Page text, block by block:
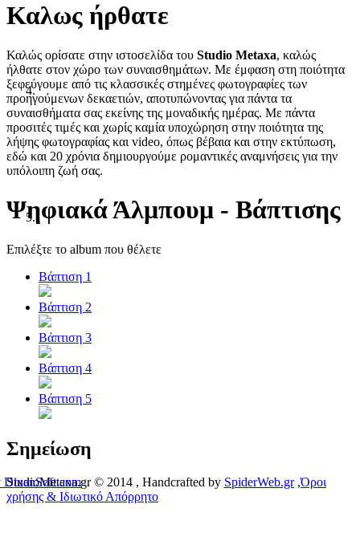
Καλως ήρθατε
Καλώς ορίσατε στην ιστοσελίδα του Studio Metaxa, καλώς
ήλθατε στον χώρο των συναισθημάτων. Με έμφαση στη ποιότητα
ξεφεύγουμε από τις κλασσικές στημένες φωτογραφίες των
προηγούμενων δεκαετιών, αποτυπώνοντας για πάντα τα
συναισθήματα σας εκείνης της μοναδικής ημέρας. Με πάντα
προσιτές τιμές και χωρίς καμία υποχώρηση στην ποιότητα της
λήψης φωτογραφίας και video, όπως βέβαια και στην εκτύπωση,
εδώ και 20 χρόνια δημιουργούμε ρομαντικές αναμνήσεις για την
υπόλοιπη ζωή σας.
Ψηφιακά Άλμπουμ - Βάπτισης
Επιλέξτε το album που θέλετε
Βάπτιση 1
Βάπτιση 2
Βάπτιση 3
Βάπτιση 4
Βάπτιση 5
Σημείωση
StudioMetaxa.gr © 2014 , Handcrafted by SpiderWeb.gr
DixanSoft.com ,Όροι
χρήσης & Ιδιωτικό Απόρρητο